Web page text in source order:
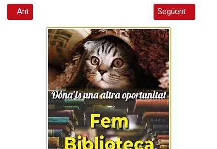
Article anterior: Els Mamuts t’esperen al Museu de la
Ant Article següent:
Següent